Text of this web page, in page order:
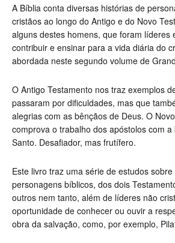
A Bíblia conta diversas histórias de
cristãos ao longo do Antigo e do Novo
alguns destes homens, que foram líderes
contribuir e ensinar para a vida diária do
abordada neste segundo volume de
O Antigo Testamento nos traz exemplos
passaram por dificuldades, mas que
alegrias com as bênçãos de Deus. O
comprova o trabalho dos apóstolos com
Santo. Desafiador, mas frutífero.
Este livro traz uma série de estudos
personagens bíblicos, dos dois
outros nem tanto, além de líderes não
oportunidade de conhecer ou ouvir a
obra da salvação, como, por exemplo,